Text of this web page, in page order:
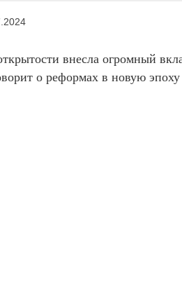
внесла огромный
о реформах в новую